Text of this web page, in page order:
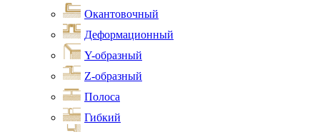
Окантовочный
Деформационный
Y-образный
Z-образный
Полоса
Гибкий